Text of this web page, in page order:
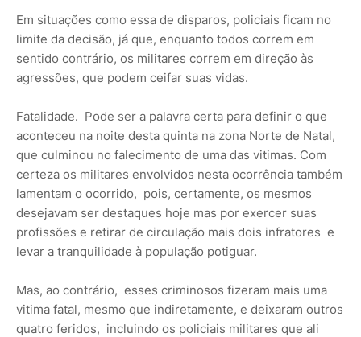
Em situações como essa de disparos, policiais ficam no
limite da decisão, já que, enquanto todos correm em
sentido contrário, os militares correm em direção às
agressões, que podem ceifar suas vidas.
Fatalidade. Pode ser a palavra certa para definir o que
aconteceu na noite desta quinta na zona Norte de Natal,
que culminou no falecimento de uma das vitimas. Com
certeza os militares envolvidos nesta ocorrência também
lamentam o ocorrido, pois, certamente, os mesmos
desejavam ser destaques hoje mas por exercer suas
profissões e retirar de circulação mais dois infratores e
levar a tranquilidade à população potiguar.
Mas, ao contrário, esses criminosos fizeram mais uma
vitima fatal, mesmo que indiretamente, e deixaram outros
quatro feridos, incluindo os policiais militares que ali